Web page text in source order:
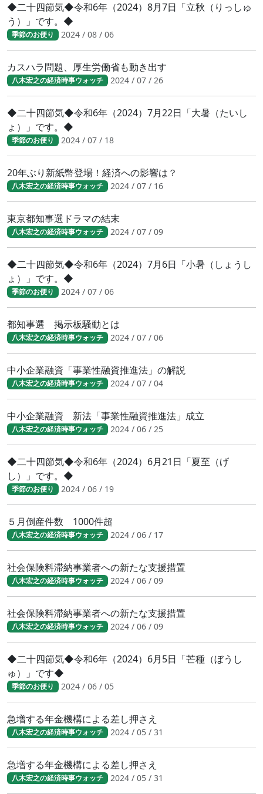
◆二十四節気◆令和6年（2024）8月7日「立秋（りっしゅ
う）」です。◆
季節のお便り 2024 / 08 / 06
カスハラ問題、厚生労働省も動き出す
八木宏之の経済時事ウォッチ 2024 / 07 / 26
◆二十四節気◆令和6年（2024）7月22日「大暑（たいし
ょ）」です。◆
季節のお便り 2024 / 07 / 18
20年ぶり新紙幣登場！経済への影響は？
八木宏之の経済時事ウォッチ 2024 / 07 / 16
東京都知事選ドラマの結末
八木宏之の経済時事ウォッチ 2024 / 07 / 09
◆二十四節気◆令和6年（2024）7月6日「小暑（しょうし
ょ）」です。◆
季節のお便り 2024 / 07 / 06
都知事選 掲示板騒動とは
八木宏之の経済時事ウォッチ 2024 / 07 / 06
中小企業融資「事業性融資推進法」の解説
八木宏之の経済時事ウォッチ 2024 / 07 / 04
中小企業融資 新法「事業性融資推進法」成立
八木宏之の経済時事ウォッチ 2024 / 06 / 25
◆二十四節気◆令和6年（2024）6月21日「夏至（げ
し）」です。◆
季節のお便り 2024 / 06 / 19
５月倒産件数 1000件超
八木宏之の経済時事ウォッチ 2024 / 06 / 17
社会保険料滞納事業者への新たな支援措置
八木宏之の経済時事ウォッチ 2024 / 06 / 09
社会保険料滞納事業者への新たな支援措置
八木宏之の経済時事ウォッチ 2024 / 06 / 09
◆二十四節気◆令和6年（2024）6月5日「芒種（ぼうし
ゅ）」です◆
季節のお便り 2024 / 06 / 05
急増する年金機構による差し押さえ
八木宏之の経済時事ウォッチ 2024 / 05 / 31
急増する年金機構による差し押さえ
八木宏之の経済時事ウォッチ 2024 / 05 / 31